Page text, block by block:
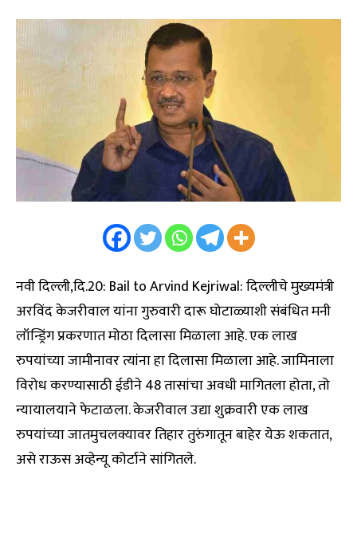
नवी दिल्ली,दि.20: Bail to Arvind Kejriwal: दिल्लीचे मुख्यमंत्री
अरविंद केजरीवाल यांना गुरुवारी दारू घोटाळ्याशी संबंधित मनी
लॉन्ड्रिंग प्रकरणात मोठा दिलासा मिळाला आहे. एक लाख
रुपयांच्या जामीनावर त्यांना हा दिलासा मिळाला आहे. जामिनाला
विरोध करण्यासाठी ईडीने 48 तासांचा अवधी मागितला होता, तो
न्यायालयाने फेटाळला. केजरीवाल उद्या शुक्रवारी एक लाख
रुपयांच्या जातमुचलक्यावर तिहार तुरुंगातून बाहेर येऊ शकतात,
असे राऊस अव्हेन्यू कोर्टाने सांगितले.